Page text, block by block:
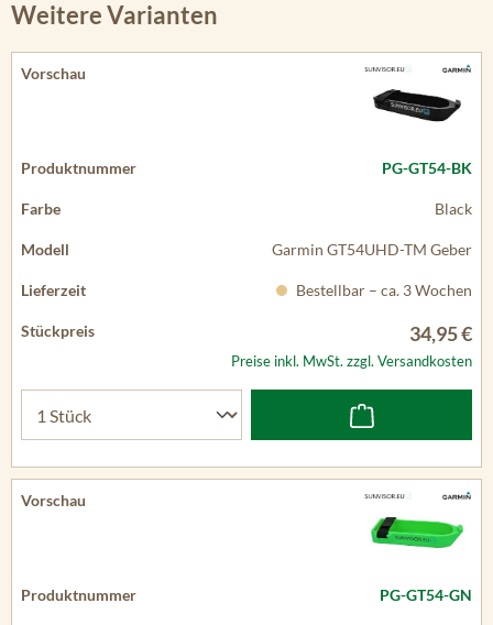
Weitere Varianten
PG-GT54-BK
Black
Garmin GT54UHD-TM Geber
Bestellbar – ca. 3 Wochen
34,95 €
Preise inkl. MwSt. zzgl. Versandkosten
PG-GT54-GN